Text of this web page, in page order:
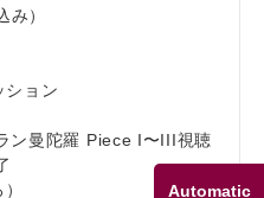
Automatic
）
ョン
曼陀羅 Piece I〜III視聴